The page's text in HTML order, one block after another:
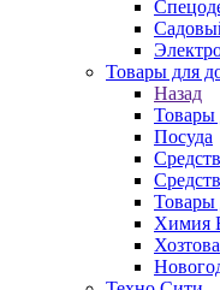
Товары для
Назад
Товары
Посуда
Товары
Химия